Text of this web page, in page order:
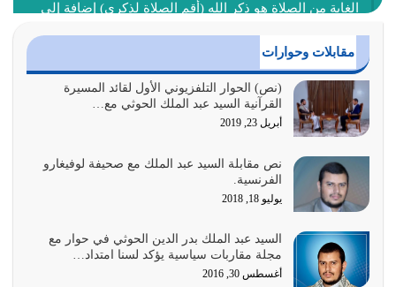
الغاية من الصلاة هو ذكر الله (أقم الصلاة لذكري) إضافة إلى
أغسطس 2, 2026
السبب الرئيسي لشقاء الأمة الابتعاد عن كتاب الله والتعدي
لحدود الله بالإضافات للدين
أغسطس 1, 2026
أبرز أسباب الشقاء هو الإعراض عن ذكر الله وعن هدى الله
المتمثل في القرآن الكريم
يوليو 31, 2026
أولياء الشيطان كلما كانوا أكثر ولاءً وطاعة للشيطان كلما كانوا
أكثر ضعفاً
يوليو 30, 2026
مقابلات وحوارات
(نص) الحوار التلفزيوني الأول لقائد المسيرة
القرآنية السيد عبد الملك الحوثي مع…
أبريل 23, 2019
نص مقابلة السيد عبد الملك مع صحيفة لوفيغارو
الفرنسية.
يوليو 18, 2018
السيد عبد الملك بدر الدين الحوثي في حوار مع
مجلة مقاربات سياسية يؤكد لسنا امتداد…
أغسطس 30, 2016